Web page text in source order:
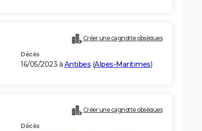
Créer une cagnotte obsèques
Décès
16/05/2023 à Antibes (Alpes-Maritimes)
Créer une cagnotte obsèques
Décès